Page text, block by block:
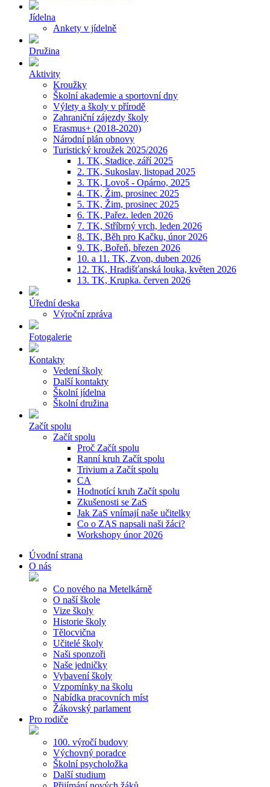
Jídelna
Ankety v jídelně
Družina
Aktivity
Kroužky
Školní akademie a sportovní dny
Výlety a školy v přírodě
Zahraniční zájezdy školy
Erasmus+ (2018-2020)
Národní plán obnovy
Turistický kroužek 2025/2026
1. TK, Stadice, září 2025
2. TK, Sukoslav, listopad 2025
3. TK, Lovoš - Opárno, 2025
4. TK, Žim, prosinec 2025
5. TK, Žim, prosinec 2025
6. TK, Pařez. leden 2026
7. TK, Stříbrný vrch, leden 2026
8. TK, Běh pro Kačku, únor 2026
9. TK, Bořeň, březen 2026
10. a 11. TK, Zvon, duben 2026
12. TK, Hradišťanská louka, květen 2026
13. TK, Krupka. červen 2026
Úřední deska
Výroční zpráva
Fotogalerie
Kontakty
Vedení školy
Další kontakty
Školní jídelna
Školní družina
Začít spolu
Začít spolu
Proč Začít spolu
Ranní kruh Začít spolu
Trivium a Začít spolu
CA
Hodnotící kruh Začít spolu
Zkušenosti se ZaS
Jak ZaS vnímají naše učitelky
Co o ZAS napsali naši žáci?
Workshopy únor 2026
Úvodní strana
O nás
Co nového na Metelkárně
O naší škole
Vize školy
Historie školy
Tělocvična
Učitelé školy
Naši sponzoři
Naše jedničky
Vybavení školy
Vzpomínky na školu
Nabídka pracovních míst
Žákovský parlament
Pro rodiče
100. výročí budovy
Výchovný poradce
Školní psycholožka
Další studium